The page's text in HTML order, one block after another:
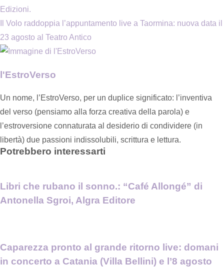
Edizioni.
Il Volo raddoppia l’appuntamento live a Taormina: nuova data il
23 agosto al Teatro Antico
l'EstroVerso
Un nome, l’EstroVerso, per un duplice significato: l’inventiva
del verso (pensiamo alla forza creativa della parola) e
l’estroversione connaturata al desiderio di condividere (in
libertà) due passioni indissolubili, scrittura e lettura.
Potrebbero interessarti
Libri che rubano il sonno.: “Café Allongé” di
Antonella Sgroi, Algra Editore
Caparezza pronto al grande ritorno live: domani
in concerto a Catania (Villa Bellini) e l’8 agosto